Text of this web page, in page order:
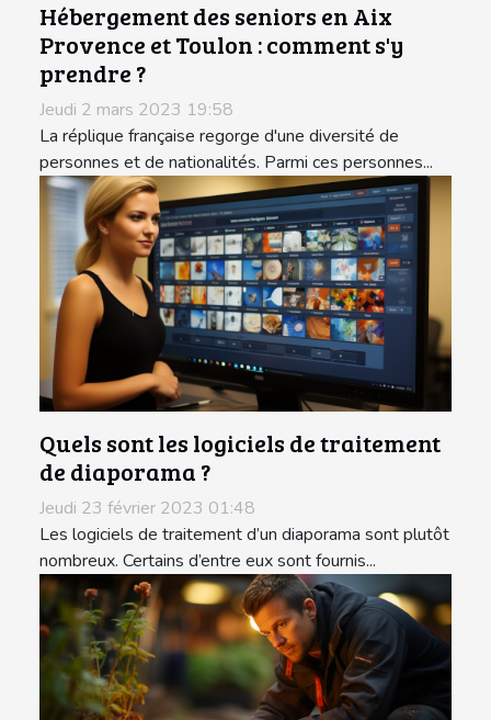
Hébergement des seniors en Aix
Provence et Toulon : comment s'y
prendre ?
Jeudi 2 mars 2023 19:58
La réplique française regorge d'une diversité de
personnes et de nationalités. Parmi ces personnes...
Quels sont les logiciels de traitement
de diaporama ?
Jeudi 23 février 2023 01:48
Les logiciels de traitement d’un diaporama sont plutôt
nombreux. Certains d’entre eux sont fournis...